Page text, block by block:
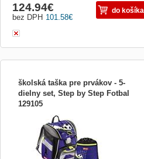
101.58€
bez DPH
124.94€ do košíka
školská taška pre prvákov - 5-
dielny set, Step by Step Fotbal
129105
peračník, puzdro na perá, peňaženku,
vrecko na prezuvky/úbor - Aktovka: -
prehľadná jednokomorová aktovka -
Anatomic Air System - ergonomicky
tvarovaná chrbtová časť - Mesh Back
Coolin System – polstrovanie chrbtov